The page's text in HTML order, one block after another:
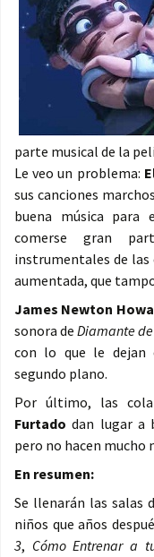
parte musical de la
Le veo un problema:
sus canciones
buena música para
comerse gran
instrumentales de las
aumentada, que
James Newton
sonora de Diamante
con lo que le dejan
segundo plano.
Por último, las
Furtado dan lugar a
pero no hacen mucho
En resumen:
Se llenarán las salas
niños que años
3, Cómo Entrenar a